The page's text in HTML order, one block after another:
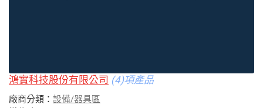
鴻實科技股份有限公司 (4)項產品
廠商分類： 設備/器具區